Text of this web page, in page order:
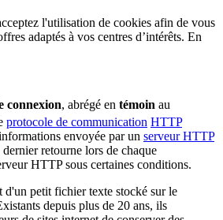
l'utilisation de cookies afin de vous
adaptés à vos centres d’intérêts. En
connexion, abrégé en témoin au
protocole de communication HTTP
envoyée par un serveur HTTP
dernier retourne lors de chaque
HTTP sous certaines conditions.
petit fichier texte stocké sur le
depuis plus de 20 ans, ils